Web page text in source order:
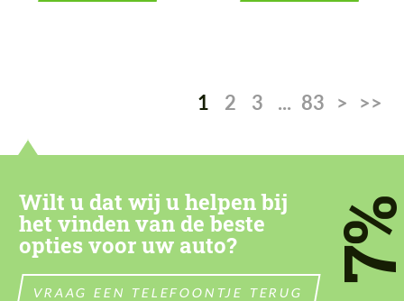
1 2 3 ... 83 > >>
Wilt u dat wij u helpen bij
het vinden van de beste
opties voor uw auto?
VRAAG EEN TELEFOONTJE TERUG